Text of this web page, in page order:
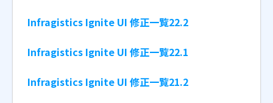
Infragistics Ignite UI 修正一覧22.2
Infragistics Ignite UI 修正一覧22.1
Infragistics Ignite UI 修正一覧21.2